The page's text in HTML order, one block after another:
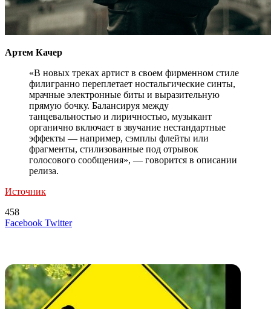
Артем Качер
«В новых треках артист в своем фирменном стиле
филигранно переплетает ностальгические синты,
мрачные электронные биты и выразительную
прямую бочку. Балансируя между
танцевальностью и лиричностью, музыкант
органично включает в звучание нестандартные
эффекты — например, сэмплы флейты или
фрагменты, стилизованные под отрывок
голосового сообщения», — говорится в описании
релиза.
Источник
458
Facebook TwitterLinkedIn
Tumblr
Reddit
Вконтакте
Одноклассники
Skype
Messenger
Messenger
WhatsApp
Telegram
Viber
Line
Поделиться
Печатать